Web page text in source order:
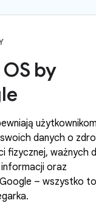
by
użytkownikom
danych o
fizycznej, ważnych
oraz
– wszystko